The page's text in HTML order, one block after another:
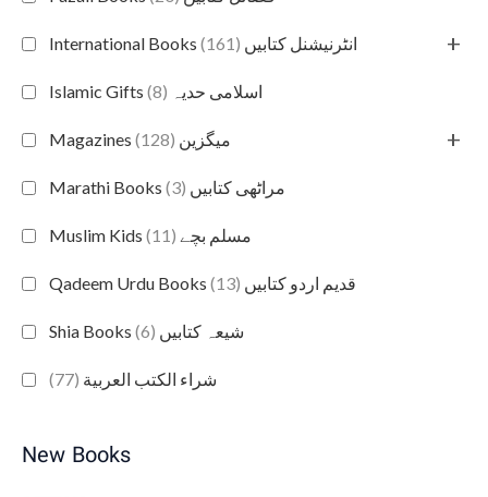
International Books انٹرنیشنل کتابیں (161) +
Islamic Gifts اسلامی حدیہ (8)
Magazines میگزین (128) +
Marathi Books مراٹھی کتابیں (3)
Muslim Kids مسلم بچے (11)
Qadeem Urdu Books قدیم اردو کتابیں (13)
Shia Books شیعہ کتابیں (6)
شراء الكتب العربية (77)
New Books